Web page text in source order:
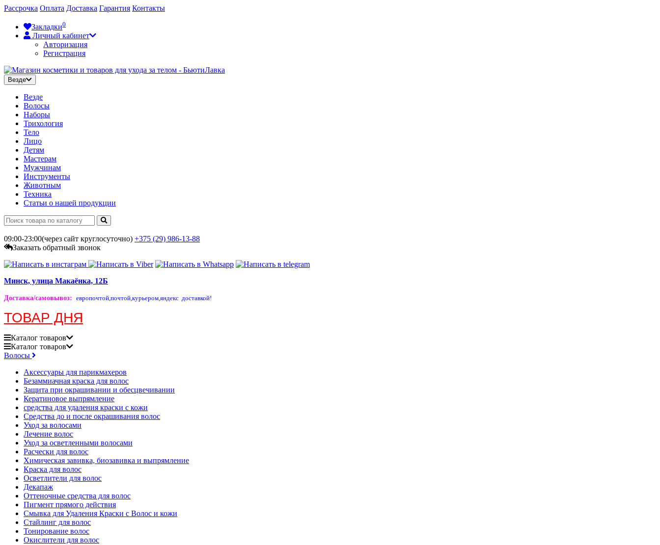
Рассрочка Оплата Доставка Гарантия Контакты
Закладки0
Личный кабинет
Авторизация
Регистрация
Везде
Везде
Волосы
Наборы
Трихология
Тело
Лицо
Детям
Мастерам
Мужчинам
Инструменты
Животным
Техника
Статьи о нашей продукции
09:00-23:00(через сайт круглосуточно) +375 (29) 986-13-88
Заказать обратный звонок
Минск, улица Макаёнка, 12Б
Доставка/самовывоз: европочтой,почтой,курьером,яндекс доставкой!
ТОВАР ДНЯ
Каталог товаров
Каталог товаров
Волосы
Аксессуары для парикмахеров
Безаммиачная краска для волос
Защита при окрашивании и обесцвечивании
Кератиновое выпрямление
средства для удаления краски с кожи
Средства до и после окрашивания волос
Уход за волосами
Лечение волос
Уход за осветленными волосами
Расчески для волос
Химическая завивка, биозавивка и выпрямление
Краска для волос
Осветлители для волос
Декапаж
Оттеночные средства для волос
Пигмент прямого действия
Смывка для Удаления Краски с Волос и кожи
Стайлинг для волос
Тонирование волос
Окислители для волос